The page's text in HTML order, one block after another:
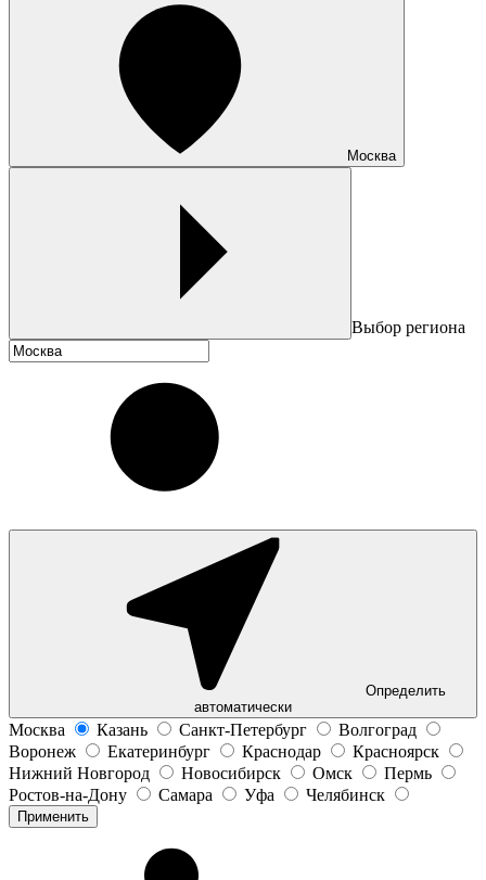
Москва
Выбор региона
Определить
автоматически
Москва Казань Санкт-Петербург
Волгоград
Воронеж
Екатеринбург Краснодар
Красноярск
Нижний Новгород
Новосибирск Омск
Пермь
Ростов-на-Дону
Самара Уфа Челябинск
Применить